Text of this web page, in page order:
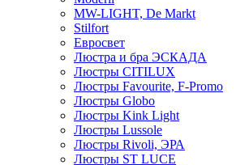
MW-LIGHT, De Markt
Stilfort
Евросвет
Люстра и бра ЭСКАДА
Люстры CITILUX
Люстры Favourite, F-Promo
Люстры Globo
Люстры Kink Light
Люстры Lussole
Люстры Rivoli, ЭРА
Люстры ST LUCE